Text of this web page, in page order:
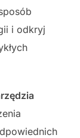
i odkryj